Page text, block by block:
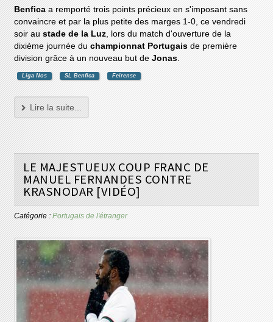
Benfica a remporté trois points précieux en s'imposant sans
convaincre et par la plus petite des marges 1-0, ce vendredi
soir austade de la Luz, lors du match d'ouverture de la
dixième journée duchampionnat Portugais de première
division grâce à un nouveau but deJonas.
Liga Nos SL Benfica Feirense
Lire la suite...
LE MAJESTUEUX COUP FRANC DE
MANUEL FERNANDES CONTRE
KRASNODAR [VIDÉO]
Catégorie :Portugais de l'étranger